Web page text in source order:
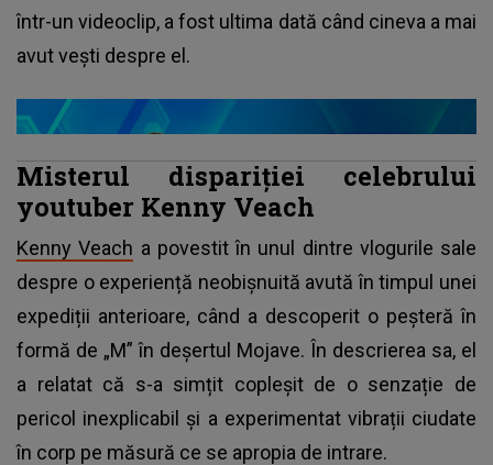
într-un videoclip, a fost ultima dată când cineva a mai
avut vești despre el.
Misterul dispariției celebrului
youtuber Kenny Veach
Kenny Veach a povestit în unul dintre vlogurile sale
despre o experiență neobișnuită avută în timpul unei
expediții anterioare, când a descoperit o peșteră în
formă de „M” în deșertul Mojave. În descrierea sa, el
a relatat că s-a simțit copleșit de o senzație de
pericol inexplicabil și a experimentat vibrații ciudate
în corp pe măsură ce se apropia de intrare.